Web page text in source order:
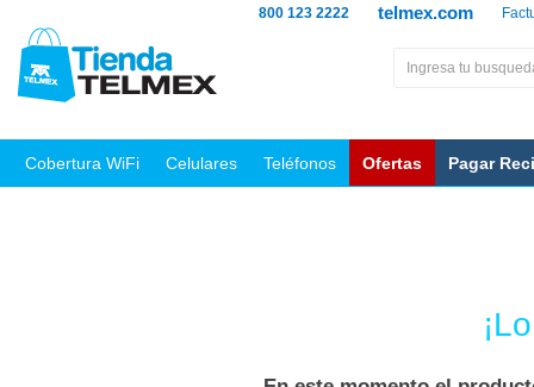
telmex.com
800 123 2222
Cobertura WiFi Celulares Teléfonos Ofertas Pagar